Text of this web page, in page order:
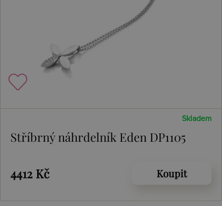
Skladem
Stříbrný náhrdelník Eden DP1105
4412 Kč Koupit